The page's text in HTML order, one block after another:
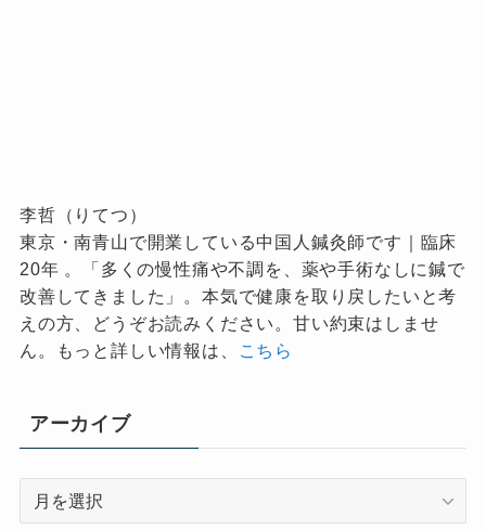
李哲（りてつ）
東京・南青山で開業している中国人鍼灸師です｜臨床
20年 。「多くの慢性痛や不調を、薬や手術なしに鍼で
改善してきました」。本気で健康を取り戻したいと考
えの方、どうぞお読みください。甘い約束はしませ
ん。もっと詳しい情報は、
こちら
アーカイブ